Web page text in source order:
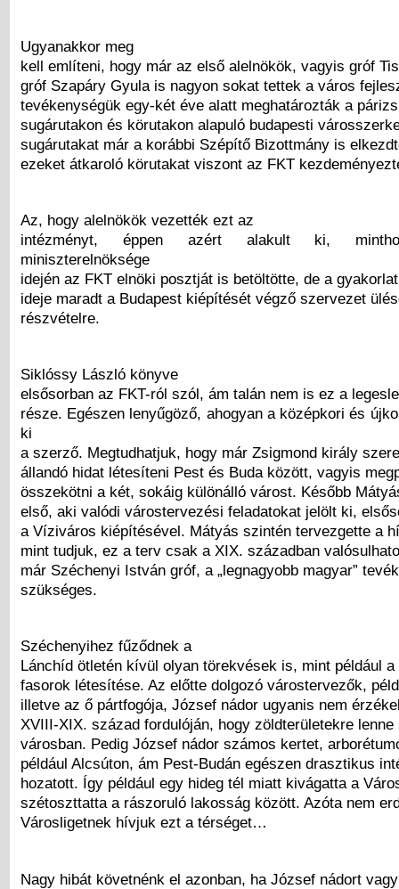
Ugyanakkor meg
kell említeni, hogy már az első alelnökök, vagyis gróf
gróf Szapáry Gyula is nagyon sokat tettek a város
tevékenységük egy-két éve alatt meghatározták a
sugárutakon és körutakon alapuló budapesti
sugárutakat már a korábbi Szépítő Bizottmány is
ezeket átkaroló körutakat viszont az FKT
Az, hogy alelnökök vezették ezt az
intézményt, éppen azért alakult ki,
miniszterelnöksége
idején az FKT elnöki posztját is betöltötte, de a
ideje maradt a Budapest kiépítését végző szervezet
részvételre.
Siklóssy László könyve
elsősorban az FKT-ról szól, ám talán nem is ez a
része. Egészen lenyűgöző, ahogyan a középkori és
ki
a szerző. Megtudhatjuk, hogy már Zsigmond király
állandó hidat létesíteni Pest és Buda között, vagyis
összekötni a két, sokáig különálló várost. Később
első, aki valódi várostervezési feladatokat jelölt ki,
a Víziváros kiépítésével. Mátyás szintén tervezgette a
mint tudjuk, ez a terv csak a XIX. században
már Széchenyi István gróf, a „legnagyobb magyar”
szükséges.
Széchenyihez fűződnek a
Lánchíd ötletén kívül olyan törekvések is, mint például
fasorok létesítése. Az előtte dolgozó várostervezők,
illetve az ő pártfogója, József nádor ugyanis nem
XVIII-XIX. század fordulóján, hogy zöldterületekre
városban. Pedig József nádor számos kertet,
például Alcsúton, ám Pest-Budán egészen drasztikus
hozatott. Így például egy hideg tél miatt kivágatta a
szétoszttatta a rászoruló lakosság között. Azóta nem
Városligetnek hívjuk ezt a térséget…
Nagy hibát követnénk el azonban, ha József nádort vagy